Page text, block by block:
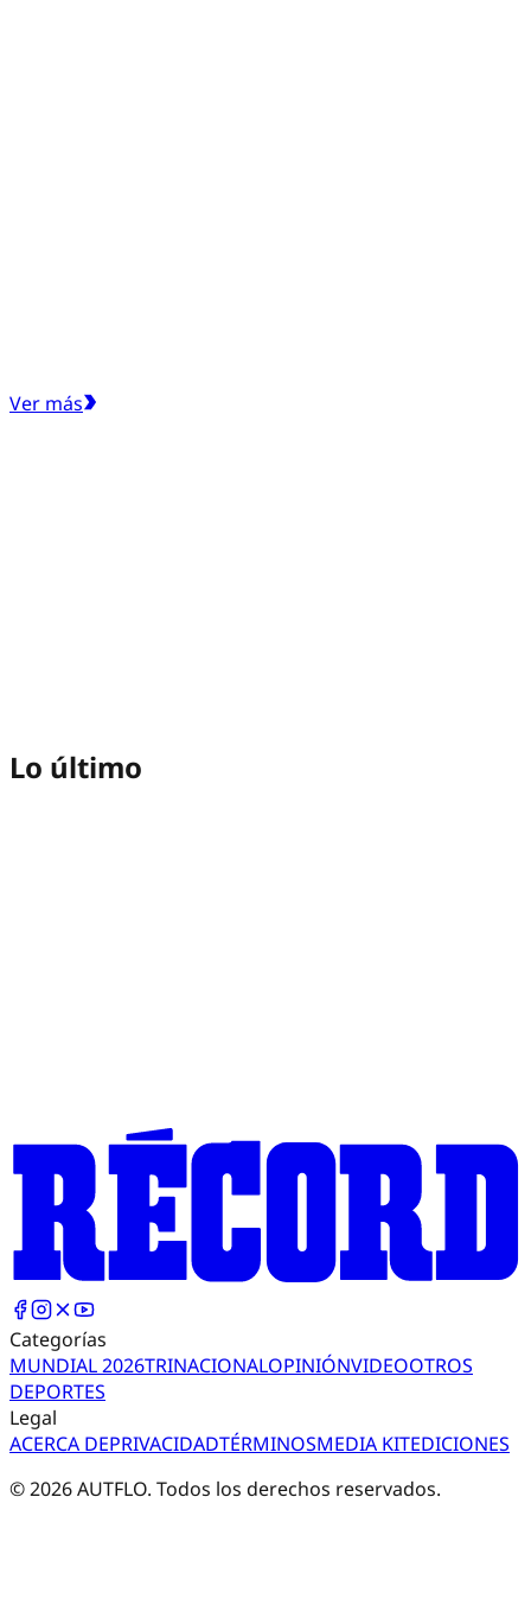
Ver más
Lo último
Categorías
MUNDIAL 2026TRINACIONALOPINIÓNVIDEOOTROS
DEPORTES
Legal
ACERCA DEPRIVACIDADTÉRMINOSMEDIA KITEDICIONES
©2026AUTFLO. Todos los derechos reservados.